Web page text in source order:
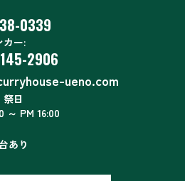
0339
カー:
2906
ueno.com
日
～ PM 16:00
あり